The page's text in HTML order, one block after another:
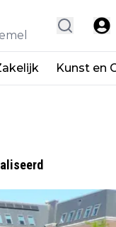
Kunst en